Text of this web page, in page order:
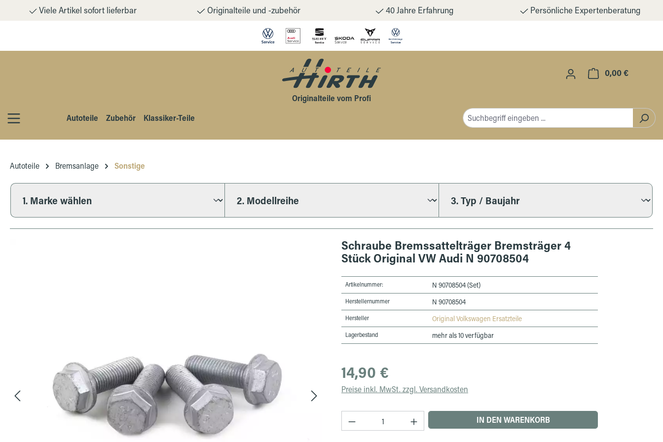
Hauptinhalt springen
Zur Suche springen
Zur Hauptnavigation springen
Viele Artikel sofort lieferbar Originalteile und -zubehör 40 Jahre Erfahrung Persönliche Expertenberatung
0,00 €
Originalteile vom Profi
Autoteile
Zubehör Klassiker-Teile
Autoteile Bremsanlage Sonstige
Schraube Bremssattelträger Bremsträger 4
Stück Original VW Audi N 90708504
Artikelnummer: N 90708504 (Set)
Herstellernummer N 90708504
Hersteller Original Volkswagen Ersatzteile
Lagerbestand mehr als 10 verfügbar
Regulärer Preis:
14,90 €
Preise inkl. MwSt. zzgl. Versandkosten
Produkt Anzahl: Gib den gewünschten Wert ein oder benutze
IN DEN WARENKORB